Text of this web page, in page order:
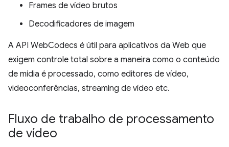
Frames de vídeo brutos
Decodificadores de imagem
A API WebCodecs é útil para aplicativos da Web que
exigem controle total sobre a maneira como o conteúdo
de mídia é processado, como editores de vídeo,
videoconferências, streaming de vídeo etc.
Fluxo de trabalho de processamento
de vídeo